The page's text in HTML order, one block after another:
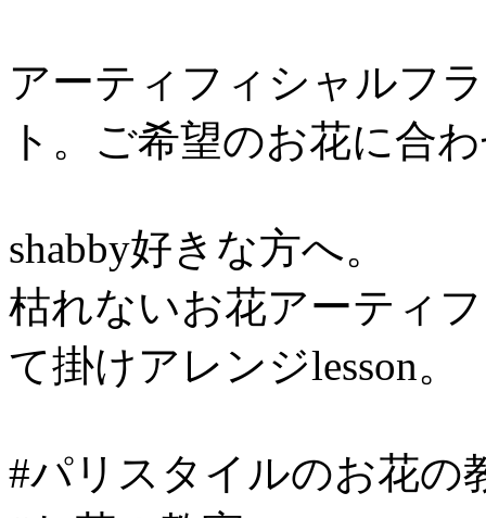
アーティフィシャルフ
ト。ご希望のお花に合
shabby好きな方へ。
枯れないお花アーティ
て掛けアレンジlesson。
#パリスタイルのお花の